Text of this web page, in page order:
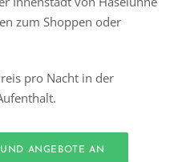
zum Shoppen oder
pro Nacht in der
ANGEBOTE AN